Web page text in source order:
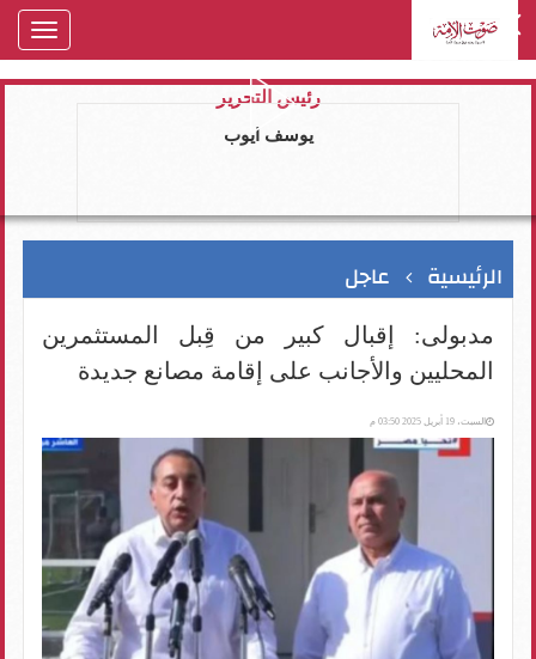
رئيس التحرير
يوسف ايوب
الرئيسية عاجل
مدبولى: إقبال كبير من قِبل المستثمرين
المحليين والأجانب على إقامة مصانع جديدة
السبت، 19 أبريل 2025 03:50 م